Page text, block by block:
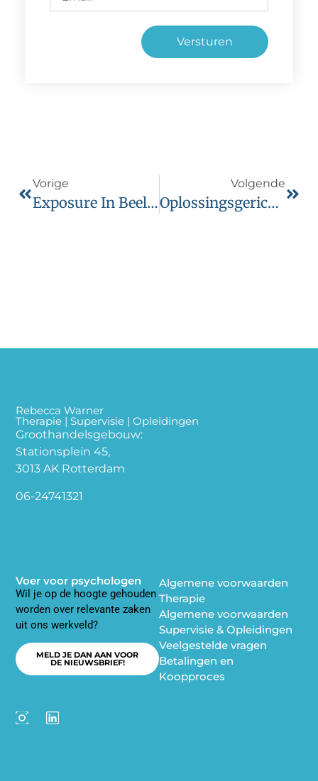
Versturen
Vorige
Exposure In Beeld: Hoe Pas Je Het Effectief Toe?
Volgende
Oplossingsgerichte Therapie: Hoe Werkt Het En Wat Zijn De Voordelen?
Rebecca Warner
Therapie | Supervisie | Opleidingen
Groothandelsgebouw:
Stationsplein 45,
3013 AK Rotterdam
06-24741321
Algemene voorwaarden
Therapie
Algemene voorwaarden
Supervisie & Opleidingen
Veelgestelde vragen
Betalingen en
Koopproces
Voer voor psychologen
Wil je op de hoogte gehouden
worden over relevante zaken
uit ons werkveld?
MELD JE DAN AAN VOOR
DE NIEUWSBRIEF!